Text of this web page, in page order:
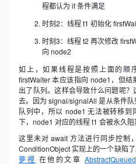
程都认为 if 条件满足
时刻2：线程 t1 初始化
时刻3：线程 t2 再次修改
向 node2
如上，如果线程是按照上面的顺
firstWaiter 本应该指向 node1，但
出了队列。这样会导致什么问题呢
去。因为 signal/signalAll 是从条件
队列中，所以 node1 无法被转移
下，node1 对应的线程 t1 会被永久阻
这里未对 await 方法进行同步控制
ConditionObject 实现上的一个缺陷
夢裡 在他的文章